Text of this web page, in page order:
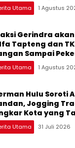
Utama 1 Agustus
Gerindra
Tapteng dan
Sampai
Diklaim
Utama 1 Agustus
Hulu Soroti
Jogging
Kota yang
Utama 31 Juli 2026